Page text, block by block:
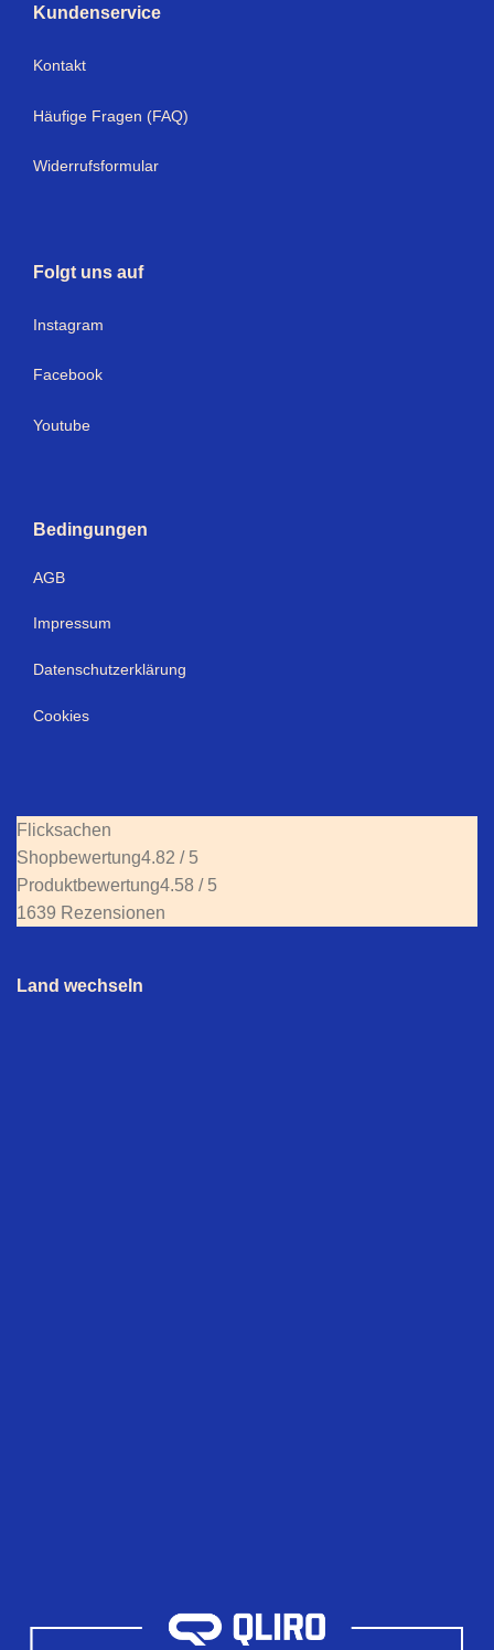
Kundenservice
Kontakt
Häufige Fragen (FAQ)
Widerrufsformular
Folgt uns auf
Instagram
Facebook
Youtube
Bedingungen
AGB
Impressum
Datenschutzerklärung
Cookies
Flicksachen
Shopbewertung4.82 / 5
Produktbewertung4.58 / 5
1639 Rezensionen
Land wechseln